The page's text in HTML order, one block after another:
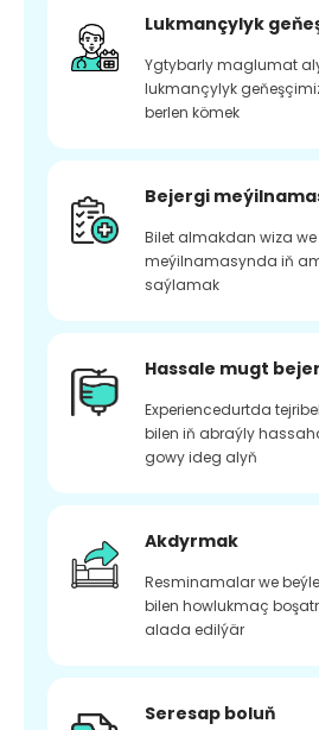
Lukmançylyk
Ygtybarly maglumat
lukmançylyk
berlen kömek
Bejergi
Bilet almakdan wiza we
meýilnamasynda iň
saýlamak
Hassale mugt
Experiencedurtda
bilen iň abraýly
gowy ideg alyň
Akdyrmak
Resminamalar we
bilen howlukmaç
alada edilýär
Seresap boluň